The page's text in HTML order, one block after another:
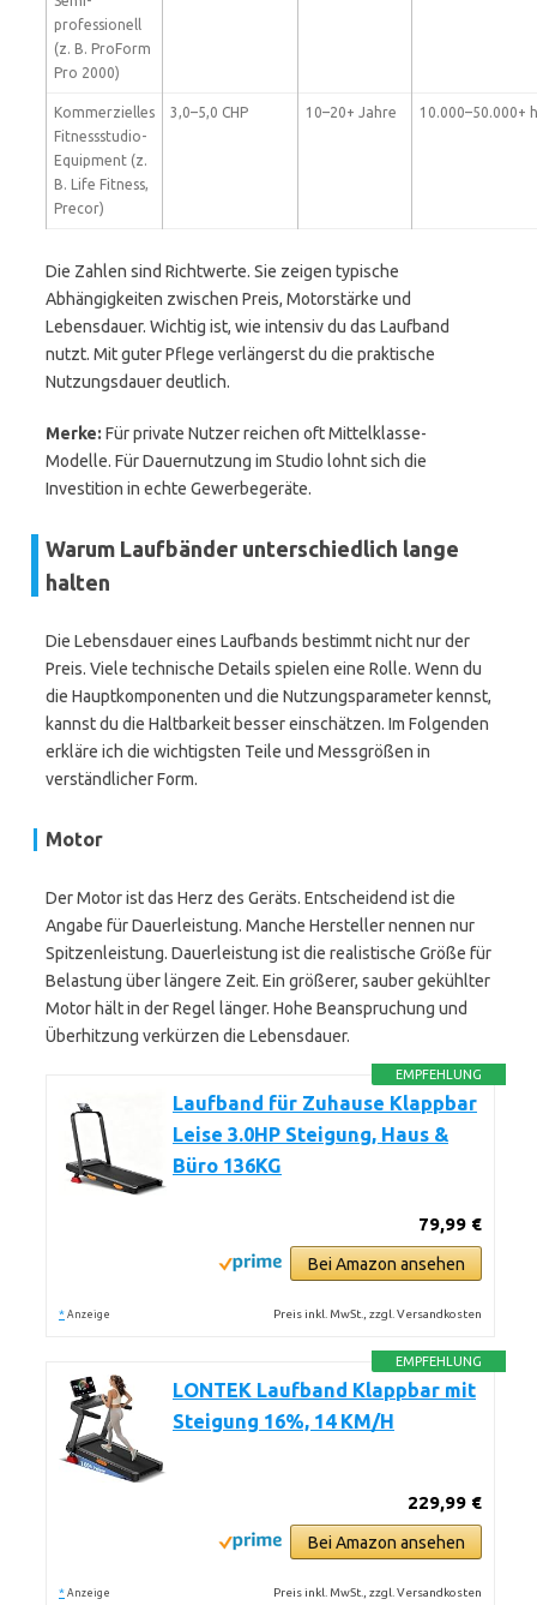
professionell
(z. B. ProForm
Pro 2000)
Kommerzielles
Fitnessstudio-
Equipment (z.
B. Life Fitness,
Precor)
3,0–5,0 CHP 10–20+ Jahre 10.000–50.000+ h
Die Zahlen sind Richtwerte. Sie zeigen typische
Abhängigkeiten zwischen Preis, Motorstärke und
Lebensdauer. Wichtig ist, wie intensiv du das Laufband
nutzt. Mit guter Pflege verlängerst du die praktische
Nutzungsdauer deutlich.
Merke: Für private Nutzer reichen oft Mittelklasse-
Modelle. Für Dauernutzung im Studio lohnt sich die
Investition in echte Gewerbegeräte.
Warum Laufbänder unterschiedlich lange
halten
Die Lebensdauer eines Laufbands bestimmt nicht nur der
Preis. Viele technische Details spielen eine Rolle. Wenn du
die Hauptkomponenten und die Nutzungsparameter kennst,
kannst du die Haltbarkeit besser einschätzen. Im Folgenden
erkläre ich die wichtigsten Teile und Messgrößen in
verständlicher Form.
Motor
Der Motor ist das Herz des Geräts. Entscheidend ist die
Angabe für Dauerleistung. Manche Hersteller nennen nur
Spitzenleistung. Dauerleistung ist die realistische Größe für
Belastung über längere Zeit. Ein größerer, sauber gekühlter
Motor hält in der Regel länger. Hohe Beanspruchung und
Überhitzung verkürzen die Lebensdauer.
EMPFEHLUNG
Laufband für Zuhause Klappbar
Leise 3.0HP Steigung, Haus &
Büro 136KG
79,99 €
Bei Amazon ansehen
* Anzeige Preis inkl. MwSt., zzgl. Versandkosten
EMPFEHLUNG
LONTEK Laufband Klappbar mit
Steigung 16%, 14 KM/H
229,99 €
Bei Amazon ansehen
* Anzeige Preis inkl. MwSt., zzgl. Versandkosten